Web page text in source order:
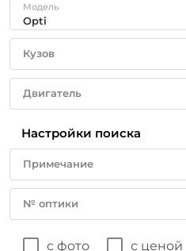
Модель
Кузов
Двигатель
Настройки поиска
Примечание
№ оптики
с фото с ценой